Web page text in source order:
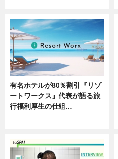
有名ホテルが80％割引『リゾ
ートワークス』代表が語る旅
行福利厚生の仕組…